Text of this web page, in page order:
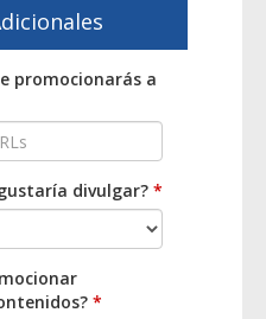
promocionarás a
divulgar? *
*